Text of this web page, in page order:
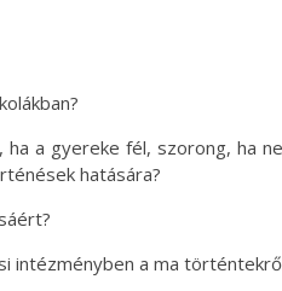
a gyereke fél, szorong, ha
hatására?
intézményben a ma